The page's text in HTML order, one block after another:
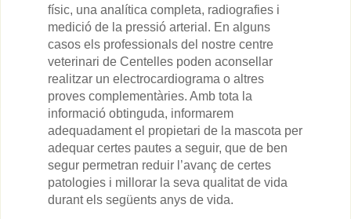
físic, una analítica completa, radiografies i
medició de la pressió arterial. En alguns
casos els professionals del nostre centre
veterinari de Centelles poden aconsellar
realitzar un electrocardiograma o altres
proves complementàries. Amb tota la
informació obtinguda, informarem
adequadament el propietari de la mascota per
adequar certes pautes a seguir, que de ben
segur permetran reduir l’avanç de certes
patologies i millorar la seva qualitat de vida
durant els següents anys de vida.